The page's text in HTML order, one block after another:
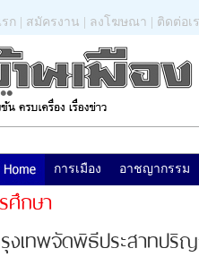
ก สมัครงาน ลงโฆษณา ติดต่อเ
การเมือง อาชญากรรม
ศึกษา
งเทพจัดพิธีประสาทปริ